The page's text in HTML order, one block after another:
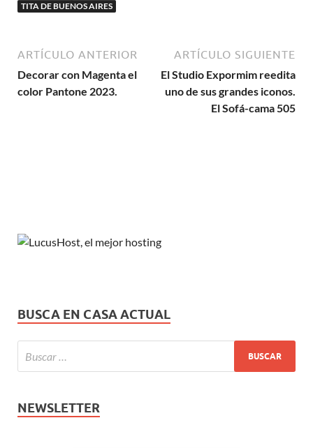
TITA DE BUENOS AIRES
ARTÍCULO ANTERIOR
Decorar con Magenta el
color Pantone 2023.
ARTÍCULO SIGUIENTE
El Studio Expormim reedita
uno de sus grandes iconos.
El Sofá-cama 505
BUSCA EN CASA ACTUAL
NEWSLETTER